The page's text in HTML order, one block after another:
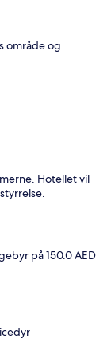
område og
Hotellet vil
på 150.0 AED